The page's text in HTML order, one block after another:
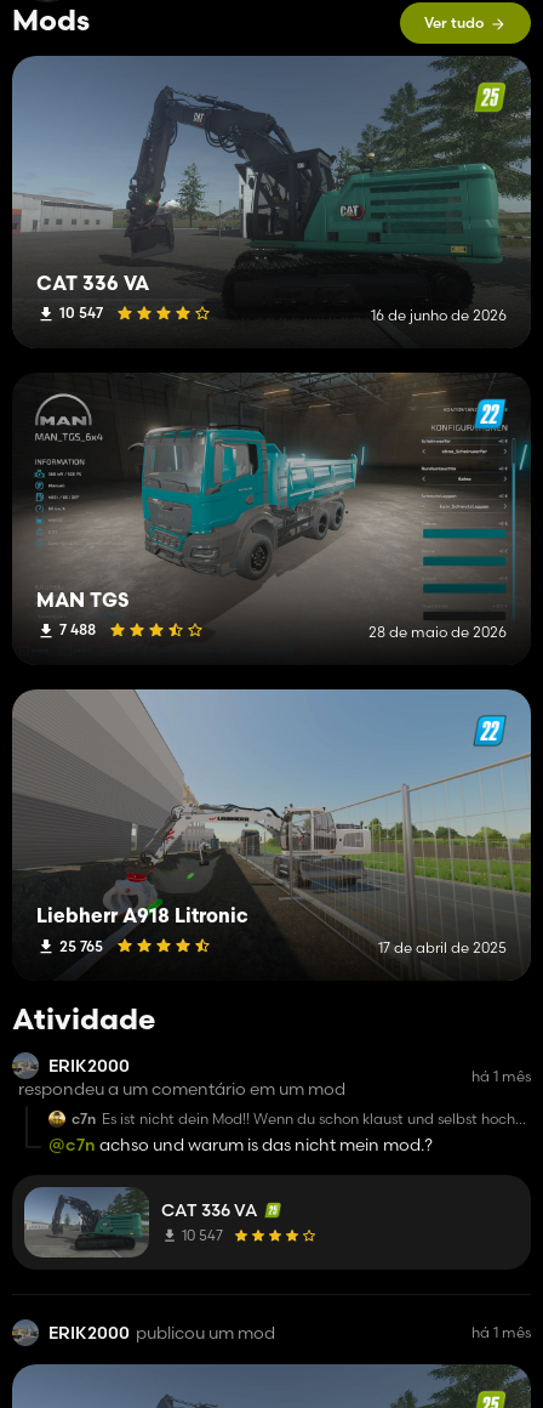
Mods Ver tudo
CAT 336 VA
10 547 16 de junho de 2026
MAN TGS
7 488 28 de maio de 2026
Liebherr A918 Litronic
25 765 17 de abril de 2025
Atividade
ERIK2000
respondeu a um comentário em um mod
há 1 mês
c7n Es ist nicht dein Mod!! Wenn du schon klaust und selbst hoch
lädst, verwende wenigens Credits
@c7n achso und warum is das nicht mein mod.?
CAT 336 VA
10 547
ERIK2000 publicou um mod há 1 mês